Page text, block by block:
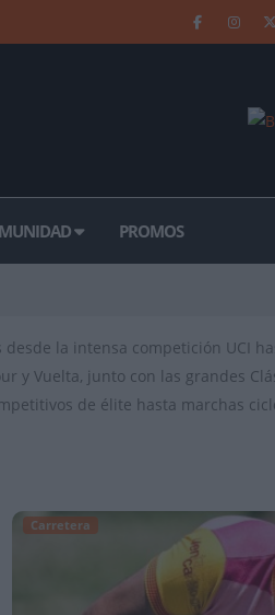
PROMOS
la intensa competición UCI
y Vuelta, junto con las grandes
de élite hasta marchas
Carretera